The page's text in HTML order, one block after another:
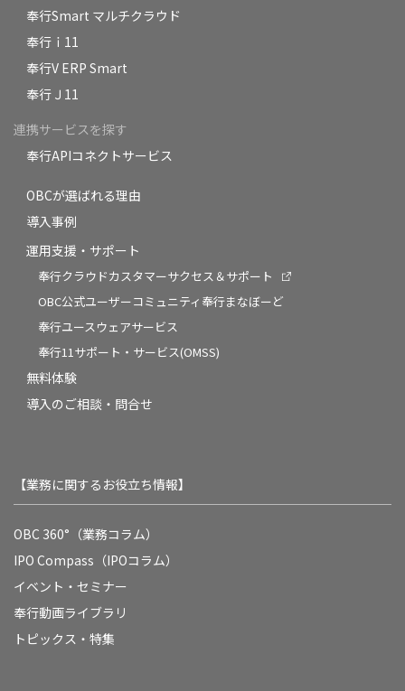
奉行Smart マルチクラウド
奉行ｉ11
奉行V ERP Smart
奉行Ｊ11
連携サービスを探す
奉行APIコネクトサービス
OBCが選ばれる理由
導入事例
運用支援・サポート
奉行クラウドカスタマーサクセス＆サポート
OBC公式ユーザーコミュニティ奉行まなぼーど
奉行ユースウェアサービス
奉行11サポート・サービス(OMSS)
無料体験
導入のご相談・問合せ
【業務に関するお役立ち情報】
OBC 360°（業務コラム）
IPO Compass（IPOコラム）
イベント・セミナー
奉行動画ライブラリ
トピックス・特集